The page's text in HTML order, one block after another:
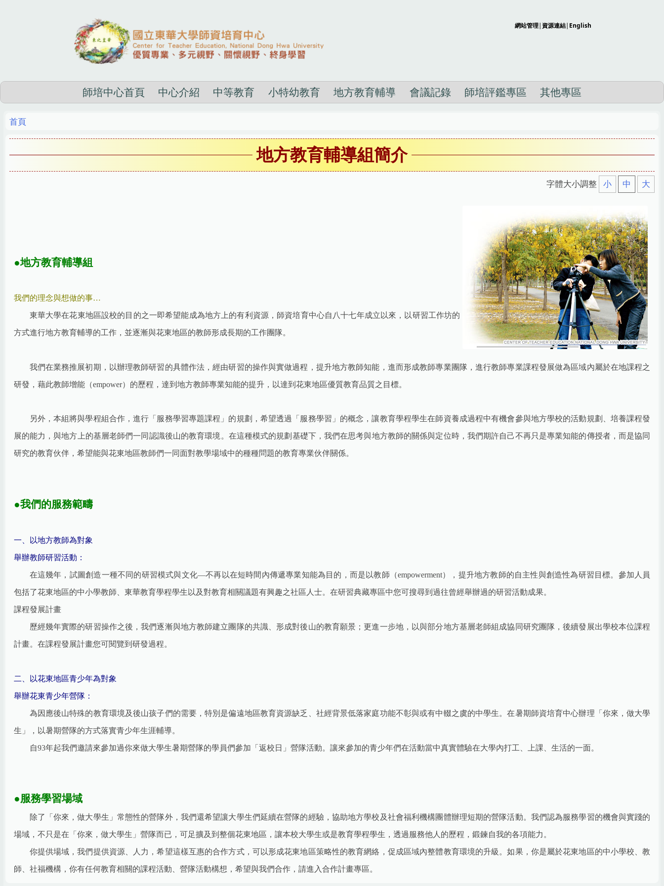
網站管理|資源連結| English
師培中心首頁 中心介紹 中等教育 小特幼教育 地方教育輔導 會議記錄 師培評鑑專區 其他專區
首頁
地方教育輔導組簡介
字體大小調整 小 中 大
●地方教育輔導組
我們的理念與想做的事…
東華大學在花東地區設校的目的之一即希望能成為地方上的有利資源，師資培育中心自八十七年成立以來，以研習工作坊的
方式進行地方教育輔導的工作，並逐漸與花東地區的教師形成長期的工作團隊。
我們在業務推展初期，以辦理教師研習的具體作法，經由研習的操作與實做過程，提升地方教師知能，進而形成教師專業團隊，進行教師專業課程發展做為區域內屬於在地課程之
研發，藉此教師增能（empower）的歷程，達到地方教師專業知能的提升，以達到花東地區優質教育品質之目標。
另外，本組將與學程組合作，進行「服務學習專題課程」的規劃，希望透過「服務學習」的概念，讓教育學程學生在師資養成過程中有機會參與地方學校的活動規劃、培養課程發
展的能力，與地方上的基層老師們一同認識後山的教育環境。在這種模式的規劃基礎下，我們在思考與地方教師的關係與定位時，我們期許自己不再只是專業知能的傳授者，而是協同
研究的教育伙伴，希望能與花東地區教師們一同面對教學場域中的種種問題的教育專業伙伴關係。
●我們的服務範疇
一、以地方教師為對象
舉辦教師研習活動：
在這幾年，試圖創造一種不同的研習模式與文化—不再以在短時間內傳遞專業知能為目的，而是以教師（empowerment），提升地方教師的自主性與創造性為研習目標。參加人員
包括了花東地區的中小學教師、東華教育學程學生以及對教育相關議題有興趣之社區人士。在研習典藏專區中您可搜尋到過往曾經舉辦過的研習活動成果。
課程發展計畫
歷經幾年實際的研習操作之後，我們逐漸與地方教師建立團隊的共識、形成對後山的教育願景；更進一步地，以與部分地方基層老師組成協同研究團隊，後續發展出學校本位課程
計畫。在課程發展計畫您可閱覽到研發過程。
二、以花東地區青少年為對象
舉辦花東青少年營隊：
為因應後山特殊的教育環境及後山孩子們的需要，特別是偏遠地區教育資源缺乏、社經背景低落家庭功能不彰與或有中輟之虞的中學生。在暑期師資培育中心辦理「你來，做大學
生」，以暑期營隊的方式落實青少年生涯輔導。
自93年起我們邀請來參加過你來做大學生暑期營隊的學員們參加「返校日」營隊活動。讓來參加的青少年們在活動當中真實體驗在大學內打工、上課、生活的一面。
●服務學習場域
除了「你來，做大學生」常態性的營隊外，我們還希望讓大學生們延續在營隊的經驗，協助地方學校及社會福利機構團體辦理短期的營隊活動。我們認為服務學習的機會與實踐的
場域，不只是在「你來，做大學生」營隊而已，可足擴及到整個花東地區，讓本校大學生或是教育學程學生，透過服務他人的歷程，鍛鍊自我的各項能力。
你提供場域，我們提供資源、人力，希望這樣互惠的合作方式，可以形成花東地區策略性的教育網絡，促成區域內整體教育環境的升級。如果，你是屬於花東地區的中小學校、教
師、社福機構，你有任何教育相關的課程活動、營隊活動構想，希望與我們合作，請進入合作計畫專區。